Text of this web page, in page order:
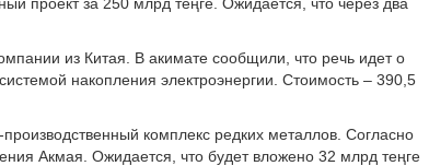
из Китая. В акимате сообщили, что речь идет о
накопления электроэнергии. Стоимость – 390,5
комплекс редких металлов. Согласно
Акмая. Ожидается, что будет вложено 32 млрд теңге